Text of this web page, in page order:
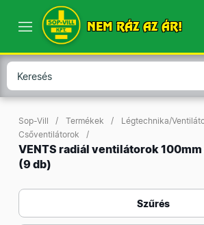
NEM RÁZ AZ ÁR!
Sop-Vill Termékek
Légtechnika/
Csőventilátorok
VENTS radiál ventilátorok
(9 db)
Szűrés